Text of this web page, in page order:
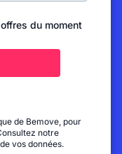
du moment
de Bemove, pour
notre
vos données.